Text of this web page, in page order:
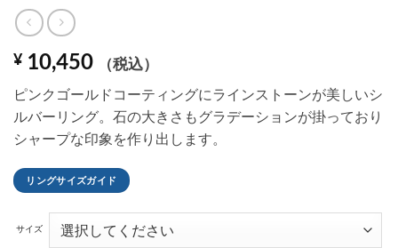
¥ 10,450 （税込）
ピンクゴールドコーティングにラインストーンが美しいシ
ルバーリング。石の大きさもグラデーションが掛っており
シャープな印象を作り出します。
リングサイズガイド
サイズ